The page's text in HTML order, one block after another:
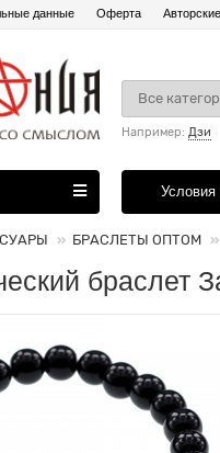
данные Оферта
Все
Например: Дзи
Условия
БРАСЛЕТЫ ОПТОМ
браслет